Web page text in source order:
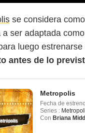
se considera
a ser adaptada
luego
antes de lo
Metropolis
Fecha de estreno
Series :
Con Briana